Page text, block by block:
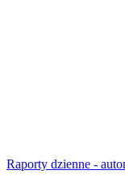
Raporty dzienne -